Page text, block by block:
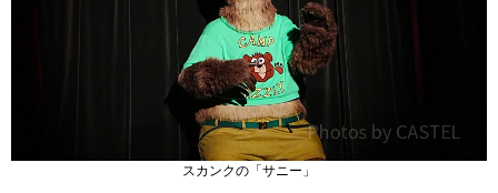
スカンクの「サニー」